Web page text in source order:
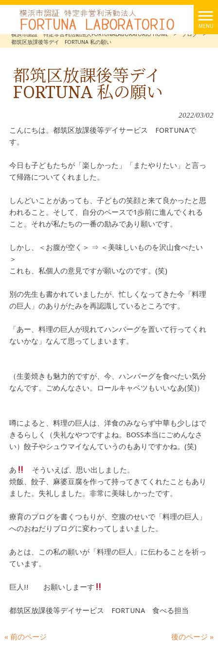
MENU
横浜市認証 特定非営利活動法人FORTUNALABORATORIO HOME
> ブログ
>
都筑区放課後等デイ FORTUNA 私の願い
都筑区放課後等デイ
FORTUNA 私の願い
2022/03/02
こんにちは。都筑区放課後等デイサービス FORTUNAで
す。
今日も子どもたちが「楽しかった」「またやりたい」と言っ
て帰路についてくれました。
しんどいことがあっても、子どもの笑顔と来て良かったと思
われること。そして、自分のペースで1歩前に進んでくれる
こと。それが私たちの一番の励みであり願いです。
しかし、＜お腹が空く＞ ⇒ ＜美味しいものを沢山食べたい
＞
これも、私個人の意見ですが願いなのです。(笑)
別の先生も書かれていましたが、忙しくなってきた今「料理
の巨人」のありがたみを再認識しているところです。
「あー、料理の巨人が現れてハンバーグを置いて行ってくれ
ないかな」なんて思ってしまいます。
（生姜焼きも魅力的ですが、今、ハンバーグを食べたい気分
なんです。ごめんなさい。ロールキャベツもいいなあ(笑)）
噂によると、料理の巨人は、洋食のみならず中華も少しはで
きるらしく（失礼なやつですよね。BOSS本当にごめんなさ
い）餃子やシュウマイなんていうのもありですかね。(笑)
あ
そういえば、思い出しました。
焼飯、餃子、麻婆豆腐を作って持ってきてくれたこともあり
ました。失礼しました。非常に美味しかったです。
療育のブログを書くつもりが、空腹のせいで「料理の巨人」
へのおねだりブログに変わってしまいました。
あとは、この私の願いが「料理の巨人」に伝わることを祈っ
ています。
巨人!! お願いしまーす
都筑区放課後等デイサービス FORTUNA 食べる担当
« 前のページ 後のページ »